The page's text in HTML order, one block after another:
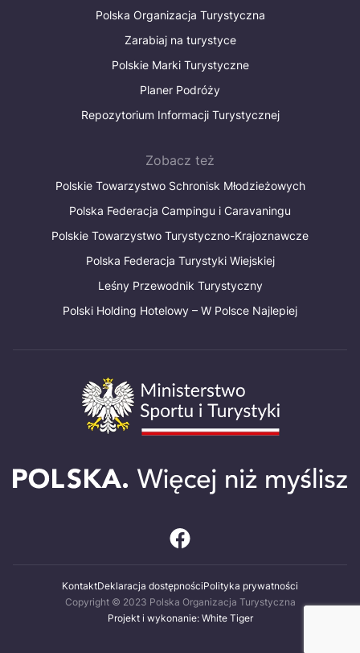
Polska Organizacja Turystyczna
Zarabiaj na turystyce
Polskie Marki Turystyczne
Planer Podróży
Repozytorium Informacji Turystycznej
Zobacz też
Polskie Towarzystwo Schronisk Młodzieżowych
Polska Federacja Campingu i Caravaningu
Polskie Towarzystwo Turystyczno-Krajoznawcze
Polska Federacja Turystyki Wiejskiej
Leśny Przewodnik Turystyczny
Polski Holding Hotelowy – W Polsce Najlepiej
KontaktDeklaracja dostępnościPolityka prywatności
Copyright © 2023 Polska Organizacja Turystyczna
Projekt i wykonanie: White Tiger